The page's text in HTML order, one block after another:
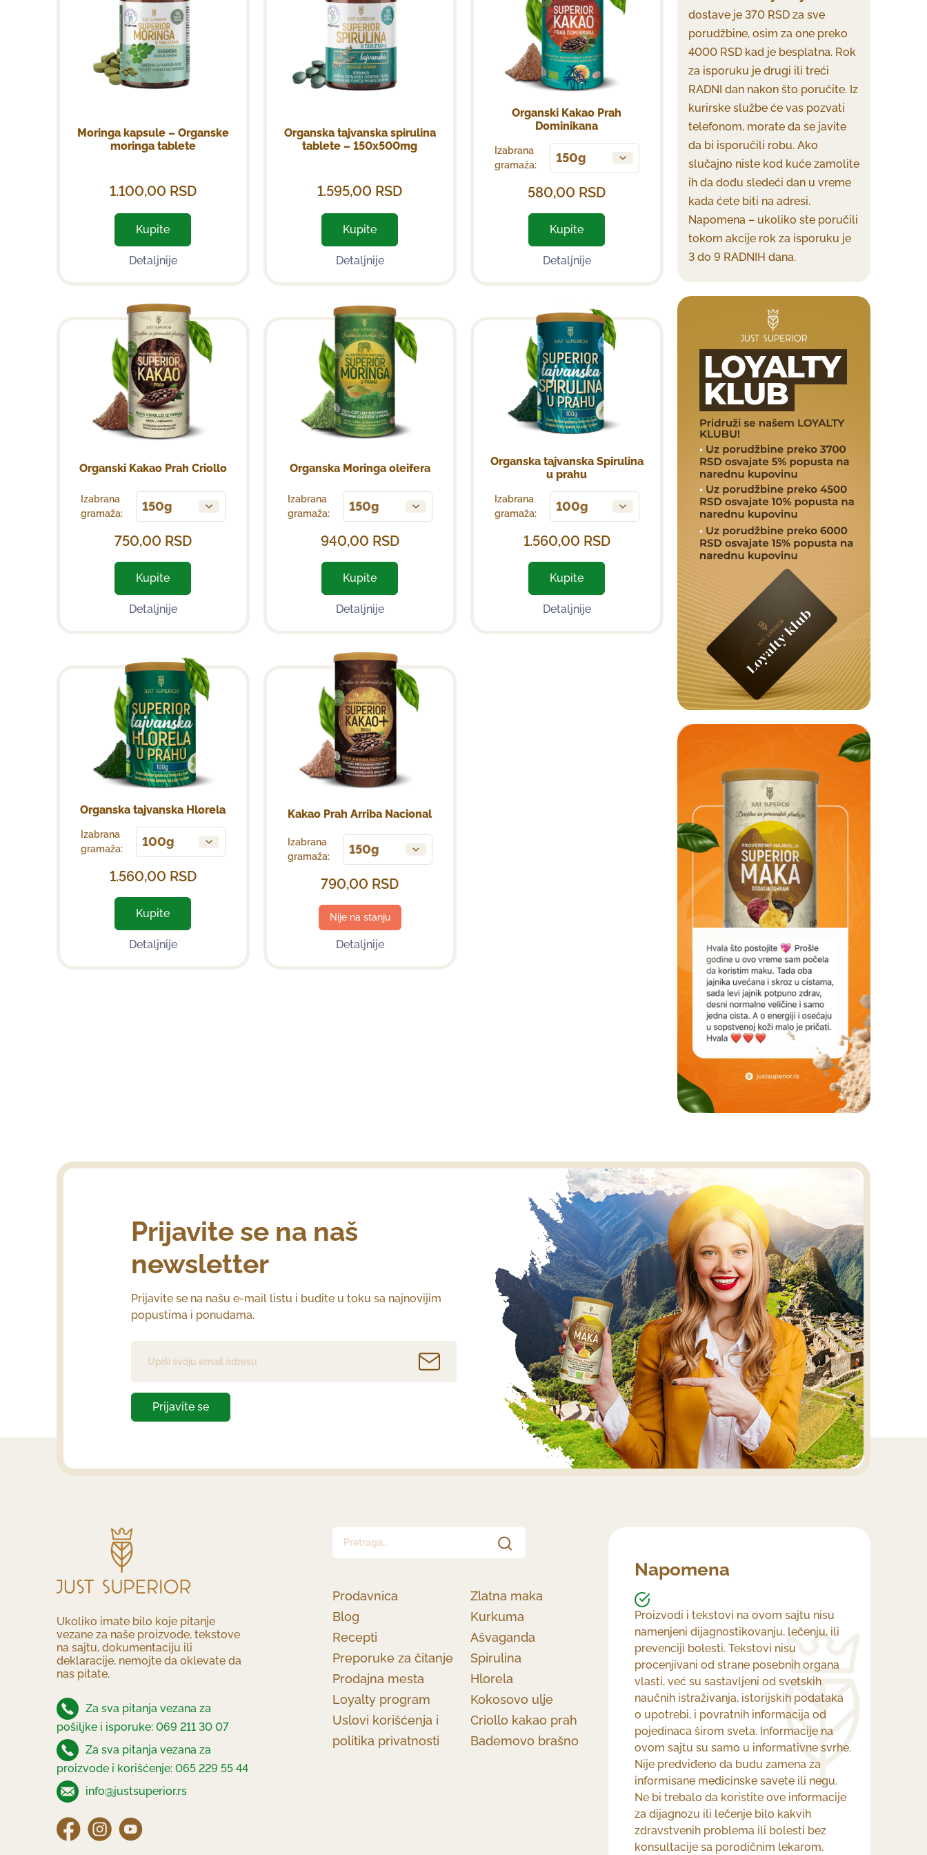
Moringa kapsule – Organske
moringa tablete
1.100,00 RSD
Kupite
Detaljnije
Organska tajvanska spirulina
tablete – 150x500mg
1.595,00 RSD
Kupite
Detaljnije
Organski Kakao Prah
Dominikana
Izabrana
gramaža:
150g
580,00 RSD
Kupite
Detaljnije
Organski Kakao Prah Criollo
Izabrana
gramaža:
150g
750,00 RSD
Kupite
Detaljnije
Organska Moringa oleifera
Izabrana
gramaža:
150g
940,00 RSD
Kupite
Detaljnije
Organska tajvanska Spirulina
u prahu
Izabrana
gramaža:
100g
1.560,00 RSD
Kupite
Detaljnije
Organska tajvanska Hlorela
Izabrana
gramaža:
100g
1.560,00 RSD
Kupite
Detaljnije
Kakao Prah Arriba Nacional
Izabrana
gramaža:
150g
790,00 RSD
Nije na stanju
Detaljnije
dostave je 370 RSD za sve
porudžbine, osim za one preko
4000 RSD kad je besplatna. Rok
za isporuku je drugi ili treći
RADNI dan nakon što poručite. Iz
kurirske službe će vas pozvati
telefonom, morate da se javite
da bi isporučili robu. Ako
slučajno niste kod kuće zamolite
ih da dođu sledeći dan u vreme
kada ćete biti na adresi.
Napomena – ukoliko ste poručili
tokom akcije rok za isporuku je
3 do 9 RADNIH dana.
Prijavite se na naš
newsletter
Prijavite se na našu e-mail listu i budite u toku sa najnovijim
popustima i ponudama.
Prijavite se
Ukoliko imate bilo koje pitanje
vezane za naše proizvode, tekstove
na sajtu, dokumentaciju ili
deklaracije, nemojte da oklevate da
nas pitate.
Za sva pitanja vezana za
pošiljke i isporuke: 069 211 30 07
Za sva pitanja vezana za
proizvode i korišćenje: 065 229 55 44
info@justsuperior.rs
Pretraga...
Prodavnica
Blog
Recepti
Preporuke za čitanje
Prodajna mesta
Loyalty program
Uslovi korišćenja i
politika privatnosti
Zlatna maka
Kurkuma
Ašvaganda
Spirulina
Hlorela
Kokosovo ulje
Criollo kakao prah
Bademovo brašno
Napomena
Proizvodi i tekstovi na ovom sajtu nisu
namenjeni dijagnostikovanju, lečenju, ili
prevenciji bolesti. Tekstovi nisu
procenjivani od strane posebnih organa
vlasti, već su sastavljeni od svetskih
naučnih istraživanja, istorijskih podataka
o upotrebi, i povratnih informacija od
pojedinaca širom sveta. Informacije na
ovom sajtu su samo u informativne svrhe.
Nije predviđeno da budu zamena za
informisane medicinske savete ili negu.
Ne bi trebalo da koristite ove informacije
za dijagnozu ili lečenje bilo kakvih
zdravstvenih problema ili bolesti bez
konsultacije sa porodičnim lekarom.